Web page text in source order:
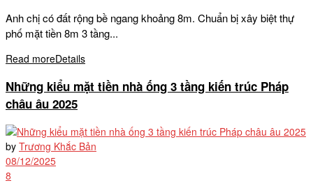
Anh chị có đất rộng bề ngang khoảng 8m. Chuẩn bị xây biệt thự
phố mặt tiền 8m 3 tầng...
Read moreDetails
Những kiểu mặt tiền nhà ống 3 tầng kiến trúc Pháp
châu âu 2025
by Trương Khắc Bản
08/12/2025
8